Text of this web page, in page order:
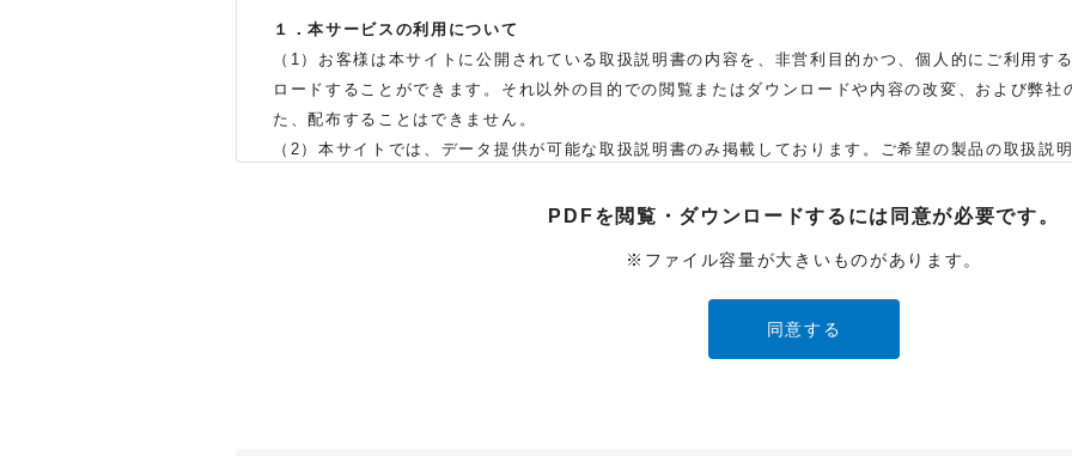
１．本サービスの利用について
（1）お客様は本サイトに公開されている取扱説明書の内容を、非営利目的かつ、個人的にご利用す
ロードすることができます。それ以外の目的での閲覧またはダウンロードや内容の改変、および弊社
た、配布することはできません。
（2）本サイトでは、データ提供が可能な取扱説明書のみ掲載しております。ご希望の製品の取扱説
体の生産中止などの理由により、当該製品の取扱説明書をご提供できない場合がありますので、あら
（※）みまもりほっとラインサービスでご使用されている専用の製品（レンタル品）につきましては
」に直接お問い合わせくださいますようお願いします。
PDFを閲覧・ダウンロードするには 同意が必要です。
※ファイル容量が大きいものがあります。